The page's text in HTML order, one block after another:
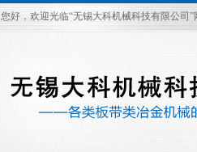
您好，欢迎光临“无锡大科机械科技有限公司”